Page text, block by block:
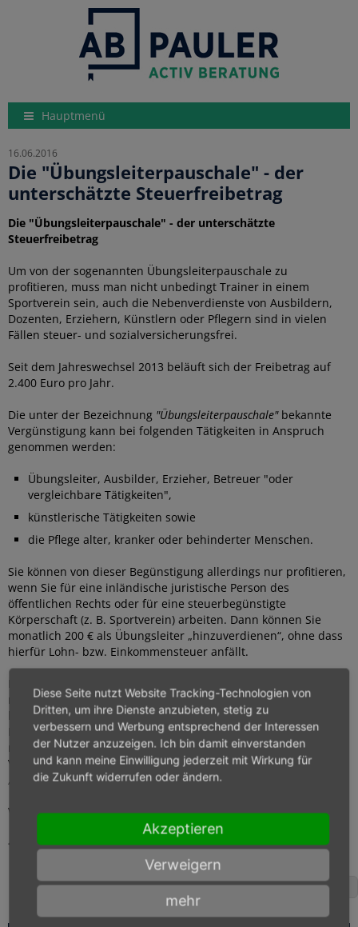
Hauptmenü
16.06.2016
Die "Übungsleiterpauschale" - der
unterschätzte Steuerfreibetrag
Die "Übungsleiterpauschale" - der unterschätzte
Steuerfreibetrag
Um von der sogenannten Übungsleiterpauschale zu
profitieren, muss man nicht unbedingt Trainer in einem
Sportverein sein, auch die Nebenverdienste von Ausbildern,
Dozenten, Erziehern, Künstlern oder Pflegern sind in vielen
Fällen steuer- und sozialversicherungsfrei.
Seit dem Jahreswechsel 2013 beläuft sich der Freibetrag auf
2.400 Euro pro Jahr.
Die unter der Bezeichnung "Übungsleiterpauschale"bekannte
Vergünstigung kann bei folgenden Tätigkeiten in Anspruch
genommen werden:
Übungsleiter, Ausbilder, Erzieher, Betreuer "oder
vergleichbare Tätigkeiten",
künstlerische Tätigkeiten sowie
die Pflege alter, kranker oder behinderter Menschen.
Sie können von dieser Begünstigung allerdings nur profitieren,
wenn Sie für eine inländische juristische Person des
öffentlichen Rechts oder für eine steuerbegünstigte
Körperschaft (z. B. Sportverein) arbeiten. Dann können Sie
monatlich 200 € als Übungsleiter „hinzuverdienen“, ohne dass
hierfür Lohn- bzw. Einkommensteuer anfällt.
nebenberuflich tätig sind, sie gilt aber auch, wenn Sie gar
keinen Hauptberuf ausüben (z. B. als Hausfrau, Student oder
Rentner). Wichtig ist nur, dass Sie für die Übungsleitertätigkeit
nicht mehr als ein Drittelder Arbeitszeit eines vergleichbaren
Vollzeiterwerbs aufbringen. Sogar eine Kombination von
„Minijob“ uns Übungsleiterpauschale ist möglich.
Wir beraten Sie gerne zu diesem Thema.
Zurück zur Übersicht
Facebook
Diese Seite nutzt Website Tracking-Technologien von
Dritten, um ihre Dienste anzubieten, stetig zu
verbessern und Werbung entsprechend der Interessen
der Nutzer anzuzeigen. Ich bin damit einverstanden
und kann meine Einwilligung jederzeit mit Wirkung für
die Zukunft widerrufen oder ändern.
Akzeptieren
Verweigern
mehr